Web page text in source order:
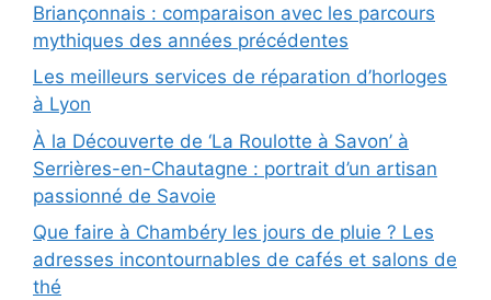
Briançonnais : comparaison avec les parcours
mythiques des années précédentes
Les meilleurs services de réparation d’horloges
à Lyon
À la Découverte de ‘La Roulotte à Savon’ à
Serrières-en-Chautagne : portrait d’un artisan
passionné de Savoie
Que faire à Chambéry les jours de pluie ? Les
adresses incontournables de cafés et salons de
thé